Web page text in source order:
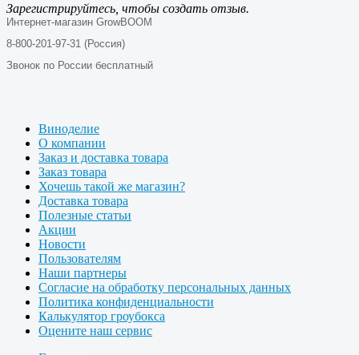
Зарегистрируйтесь, чтобы создать отзыв.
Интернет-магазин GrowBOOM
8-800-201-97-31 (Россия)
Звонок по России бесплатный
Виноделие
О компании
Заказ и доставка товара
Заказ товара
Хочешь такой же магазин?
Доставка товара
Полезные статьи
Акции
Новости
Пользователям
Наши партнеры
Согласие на обработку персональных данных
Политика конфиденциальности
Калькулятор гроубокса
Оцените наш сервис